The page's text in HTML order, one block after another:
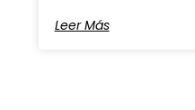
Leer Más